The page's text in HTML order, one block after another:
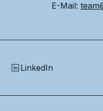
E-Mail:
LinkedIn